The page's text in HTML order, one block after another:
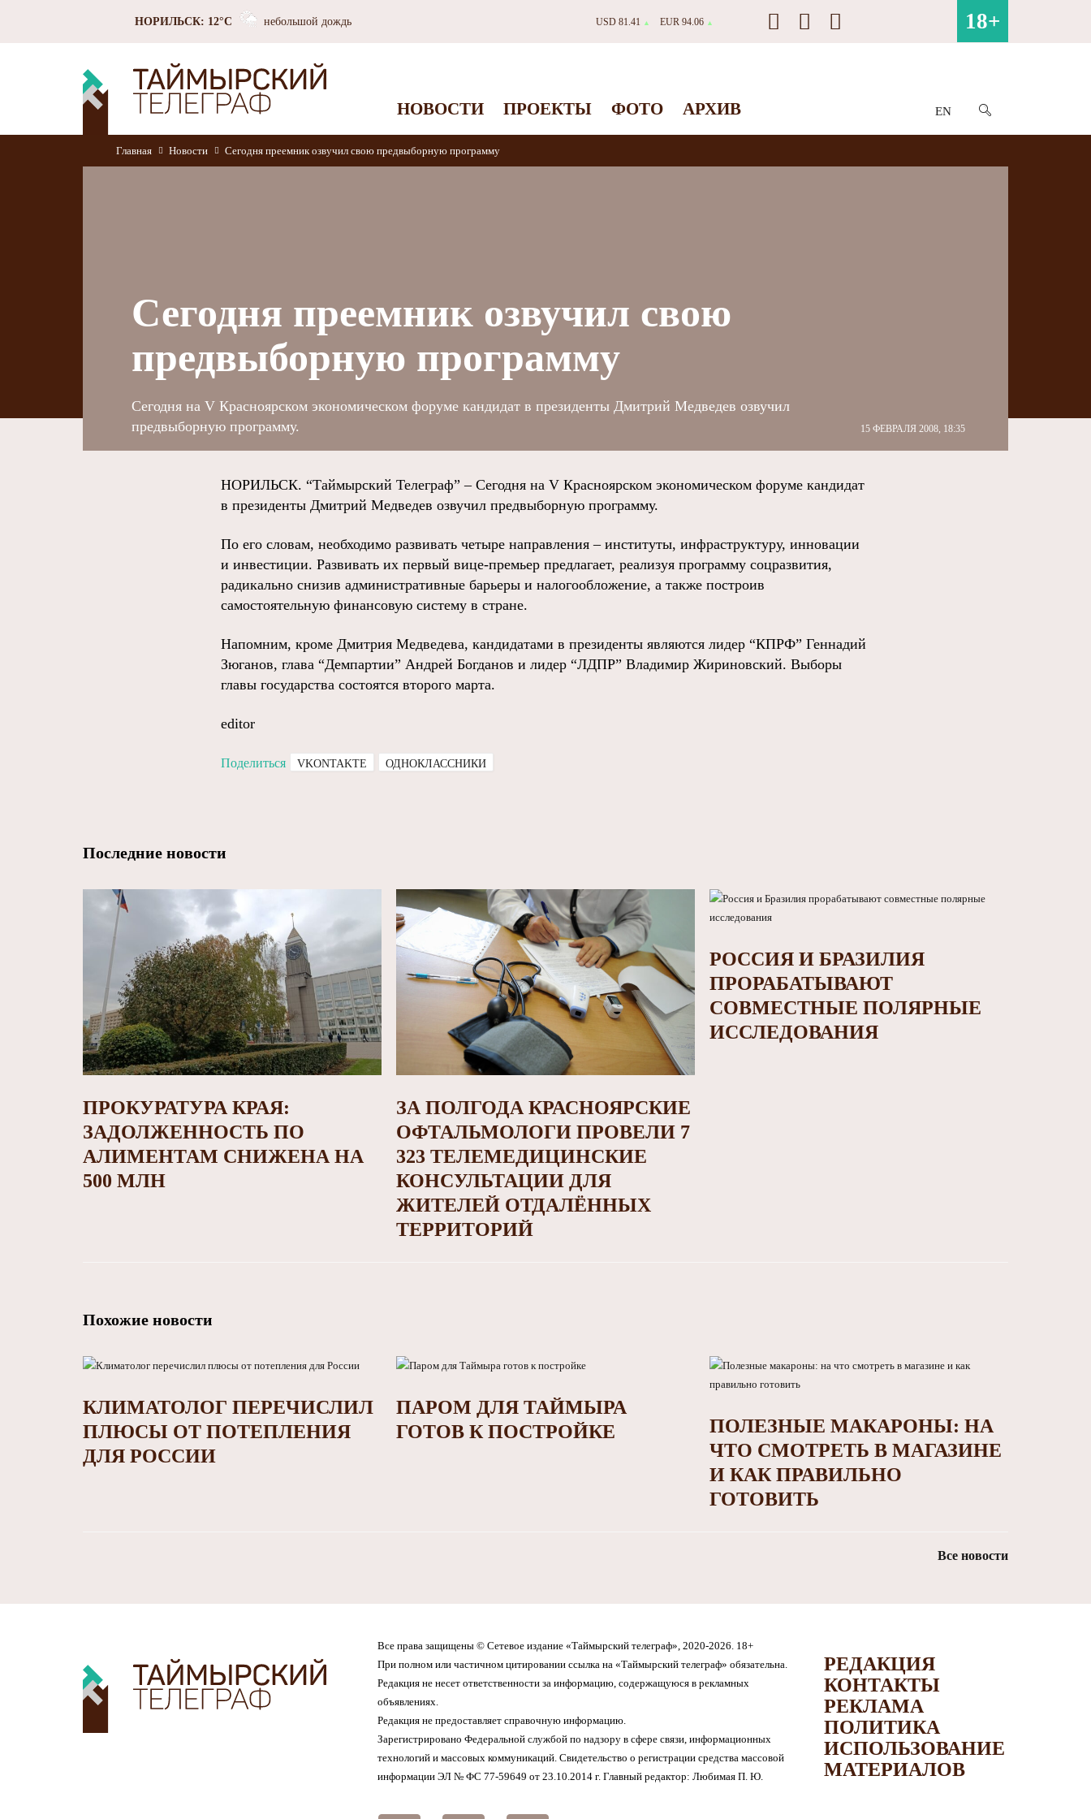
НОРИЛЬСК: 12°C небольшой дождь USD 81.41 ▲ EUR 94.06 ▲ 18+
НОВОСТИ ПРОЕКТЫ ФОТО АРХИВ EN
Главная Новости Сегодня преемник озвучил свою предвыборную программу
Сегодня преемник озвучил свою
предвыборную программу
15 ФЕВРАЛЯ 2008, 18:35
Сегодня на V Красноярском экономическом форуме кандидат в президенты Дмитрий Медведев озвучил
предвыборную программу.
НОРИЛЬСК. “Таймырский Телеграф” – Сегодня на V Красноярском экономическом форуме кандидат
в президенты Дмитрий Медведев озвучил предвыборную программу.
По его словам, необходимо развивать четыре направления – институты, инфраструктуру, инновации
и инвестиции. Развивать их первый вице-премьер предлагает, реализуя программу соцразвития,
радикально снизив административные барьеры и налогообложение, а также построив
самостоятельную финансовую систему в стране.
Напомним, кроме Дмитрия Медведева, кандидатами в президенты являются лидер “КПРФ” Геннадий
Зюганов, глава “Демпартии” Андрей Богданов и лидер “ЛДПР” Владимир Жириновский. Выборы
главы государства состоятся второго марта.
editor
Поделиться VKONTAKTE ОДНОКЛАССНИКИ
Последние новости
ПРОКУРАТУРА КРАЯ:
ЗАДОЛЖЕННОСТЬ ПО
АЛИМЕНТАМ СНИЖЕНА НА
500 МЛН
ЗА ПОЛГОДА КРАСНОЯРСКИЕ
ОФТАЛЬМОЛОГИ ПРОВЕЛИ 7
323 ТЕЛЕМЕДИЦИНСКИЕ
КОНСУЛЬТАЦИИ ДЛЯ
ЖИТЕЛЕЙ ОТДАЛЁННЫХ
ТЕРРИТОРИЙ
РОССИЯ И БРАЗИЛИЯ
ПРОРАБАТЫВАЮТ
СОВМЕСТНЫЕ ПОЛЯРНЫЕ
ИССЛЕДОВАНИЯ
Похожие новости
КЛИМАТОЛОГ ПЕРЕЧИСЛИЛ
ПЛЮСЫ ОТ ПОТЕПЛЕНИЯ
ДЛЯ РОССИИ
ПАРОМ ДЛЯ ТАЙМЫРА
ГОТОВ К ПОСТРОЙКЕ
ПОЛЕЗНЫЕ МАКАРОНЫ: НА
ЧТО СМОТРЕТЬ В МАГАЗИНЕ
И КАК ПРАВИЛЬНО
ГОТОВИТЬ
Все новости
Все права защищены © Сетевое издание «Таймырский телеграф», 2020-2026. 18+
При полном или частичном цитировании ссылка на «Таймырский телеграф» обязательна.
Редакция не несет ответственности за информацию, содержащуюся в рекламных
объявлениях.
Редакция не предоставляет справочную информацию.
Зарегистрировано Федеральной службой по надзору в сфере связи, информационных
технологий и массовых коммуникаций. Свидетельство о регистрации средства массовой
информации ЭЛ № ФС 77-59649 от 23.10.2014 г. Главный редактор: Любимая П. Ю.
РЕДАКЦИЯ
КОНТАКТЫ
РЕКЛАМА
ПОЛИТИКА
ИСПОЛЬЗОВАНИЕ
МАТЕРИАЛОВ